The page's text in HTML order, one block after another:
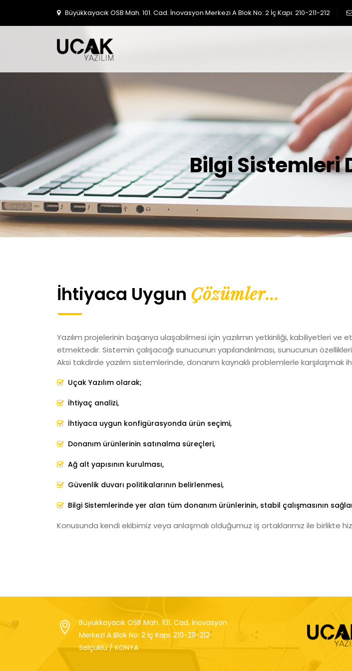
Büyükkayacık OSB Mah. 101. Cad. İnovasyon Merkezi A Blok No: 2 İç Kapı: 210-211-212
Bilgi Sistemleri
İhtiyaca Uygun Çözümler...
Yazılım projelerinin başarıya ulaşabilmesi için yazılımın yetkinliği, kabiliyetleri ve
etmektedir. Sistemin çalışacağı sunucunun yapılandırılması, sunucunun
Aksi takdirde yazılım sistemlerinde, donanım kaynaklı problemlerle karşılaşmak
Uçak Yazılım olarak;
İhtiyaç analizi,
İhtiyaca uygun konfigürasyonda ürün seçimi,
Donanım ürünlerinin satınalma süreçleri,
Ağ alt yapısının kurulması,
Güvenlik duvarı politikalarının belirlenmesi,
Bilgi Sistemlerinde yer alan tüm donanım ürünlerinin, stabil çalışmasının
Konusunda kendi ekibimiz veya anlaşmalı olduğumuz iş ortaklarımız ile birlikte
Büyükkayacık OSB Mah. 101. Cad. İnovasyon
Merkezi A Blok No: 2 İç Kapı: 210-211-212
Selçuklu / KONYA